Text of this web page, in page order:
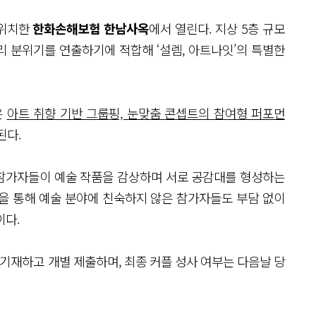
치한한화손해보험 한남사옥에서 열린다. 지상 5층 규모
위기를 연출하기에 적합해 ‘설렘, 아트나잇’의 특별한
아트 취향 기반 그룹핑, 눈맞춤 콘셉트의 참여형 퍼포먼
다.
자들이 예술 작품을 감상하며 서로 공감대를 형성하는
통해 예술 분야에 친숙하지 않은 참가자들도 부담 없이
다.
재하고 개별 제출하며, 최종 커플 성사 여부는 다음날 당